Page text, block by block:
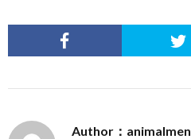
Author：animalmen